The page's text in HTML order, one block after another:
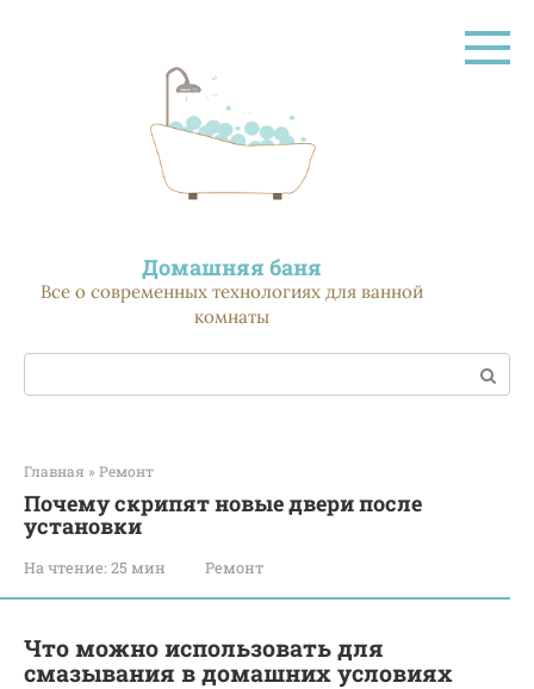
Домашняя баня
Все о современных технологиях для ванной
комнаты
Поиск:
Главная » Ремонт
Почему скрипят новые двери после
установки
На чтение: 25 мин Ремонт
Что можно использовать для
смазывания в домашних условиях